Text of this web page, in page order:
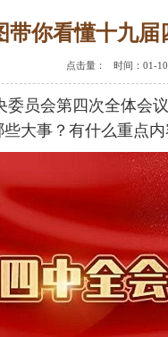
带你看懂十九届
点击量： 时间：01-10
会第四次全体会议
大事？有什么重点